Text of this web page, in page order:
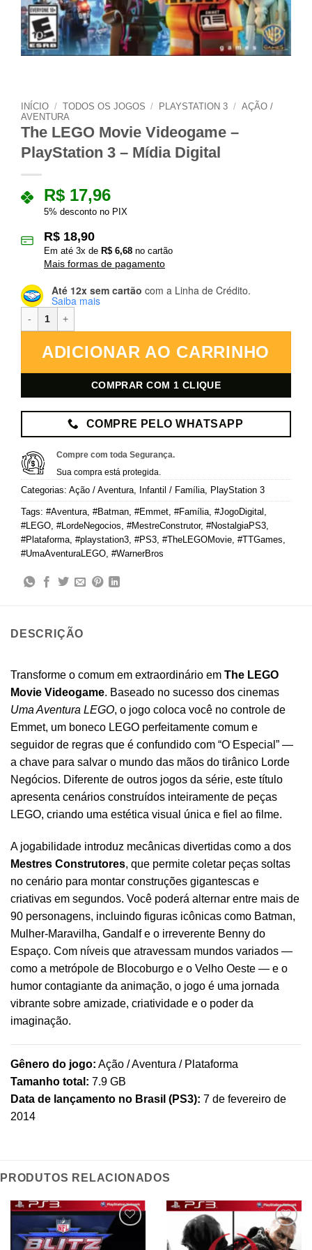
INÍCIO / TODOS OS JOGOS / PLAYSTATION 3 / AÇÃO /
AVENTURA
The LEGO Movie Videogame –
PlayStation 3 – Mídia Digital
R$ 17,96
5% desconto no PIX
R$ 18,90
Em até 3x de R$ 6,68 no cartão
Mais formas de pagamento
Até 12x sem cartão com a Linha de Crédito.
Saiba mais
ADICIONAR AO CARRINHO
COMPRAR COM 1 CLIQUE
COMPRE PELO WHATSAPP
Compre com toda Segurança.
Sua compra está protegida.
Categorias: Ação / Aventura Infantil / Família PlayStation 3
Tags: #Aventura #Batman #Emmet #Família #JogoDigital
#LEGO #LordeNegocios #MestreConstrutor, #NostalgiaPS3
#Plataforma #playstation3 #PS3 #TheLEGOMovie #TTGames
#UmaAventuraLEGO #WarnerBros
DESCRIÇÃO
Transforme o comum em extraordinário em The LEGO
Movie Videogame. Baseado no sucesso dos cinemas
Uma Aventura LEGO, o jogo coloca você no controle de
Emmet, um boneco LEGO perfeitamente comum e
seguidor de regras que é confundido com “O Especial” —
a chave para salvar o mundo das mãos do tirânico Lorde
Negócios. Diferente de outros jogos da série, este título
apresenta cenários construídos inteiramente de peças
LEGO, criando uma estética visual única e fiel ao filme.
A jogabilidade introduz mecânicas divertidas como a dos
Mestres Construtores, que permite coletar peças soltas
no cenário para montar construções gigantescas e
criativas em segundos. Você poderá alternar entre mais de
90 personagens, incluindo figuras icônicas como Batman,
Mulher-Maravilha, Gandalf e o irreverente Benny do
Espaço. Com níveis que atravessam mundos variados —
como a metrópole de Blocoburgo e o Velho Oeste — e o
humor contagiante da animação, o jogo é uma jornada
vibrante sobre amizade, criatividade e o poder da
imaginação.
Gênero do jogo: Ação / Aventura / Plataforma
Tamanho total: 7.9 GB
Data de lançamento no Brasil (PS3): 7 de fevereiro de
2014
PRODUTOS RELACIONADOS